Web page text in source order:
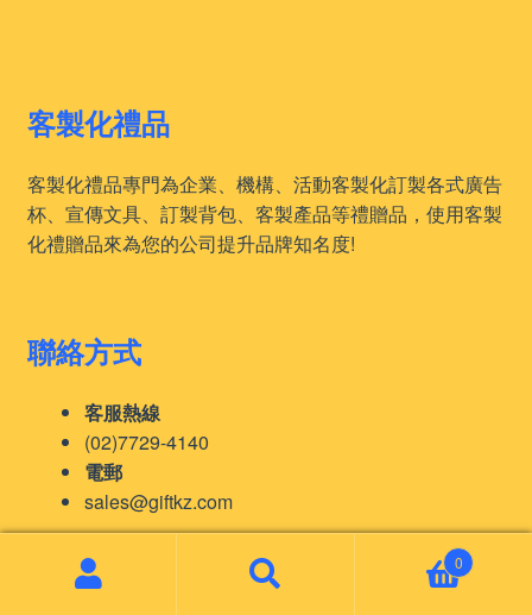
客製化禮品
客製化禮品專門為企業、機構、活動客製化訂製各式廣告
杯、宣傳文具、訂製背包、客製產品等禮贈品，使用客製
化禮贈品來為您的公司提升品牌知名度!
聯絡方式
客服熱線
(02)7729-4140
電郵
sales@giftkz.com
聯絡我們 0